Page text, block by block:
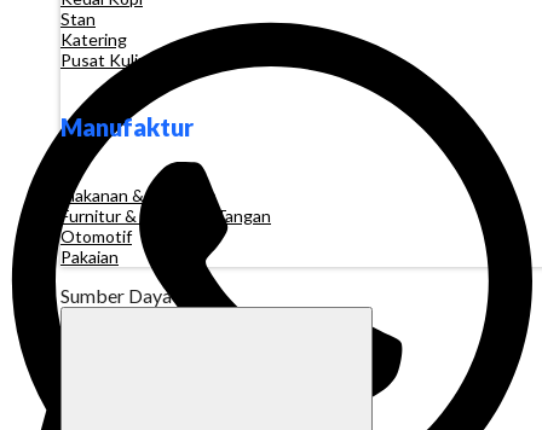
Stan
Katering
Pusat Kuliner
Manufaktur
Makanan & Minuman
Furnitur & Kerajinan Tangan
Otomotif
Pakaian
Sumber Daya